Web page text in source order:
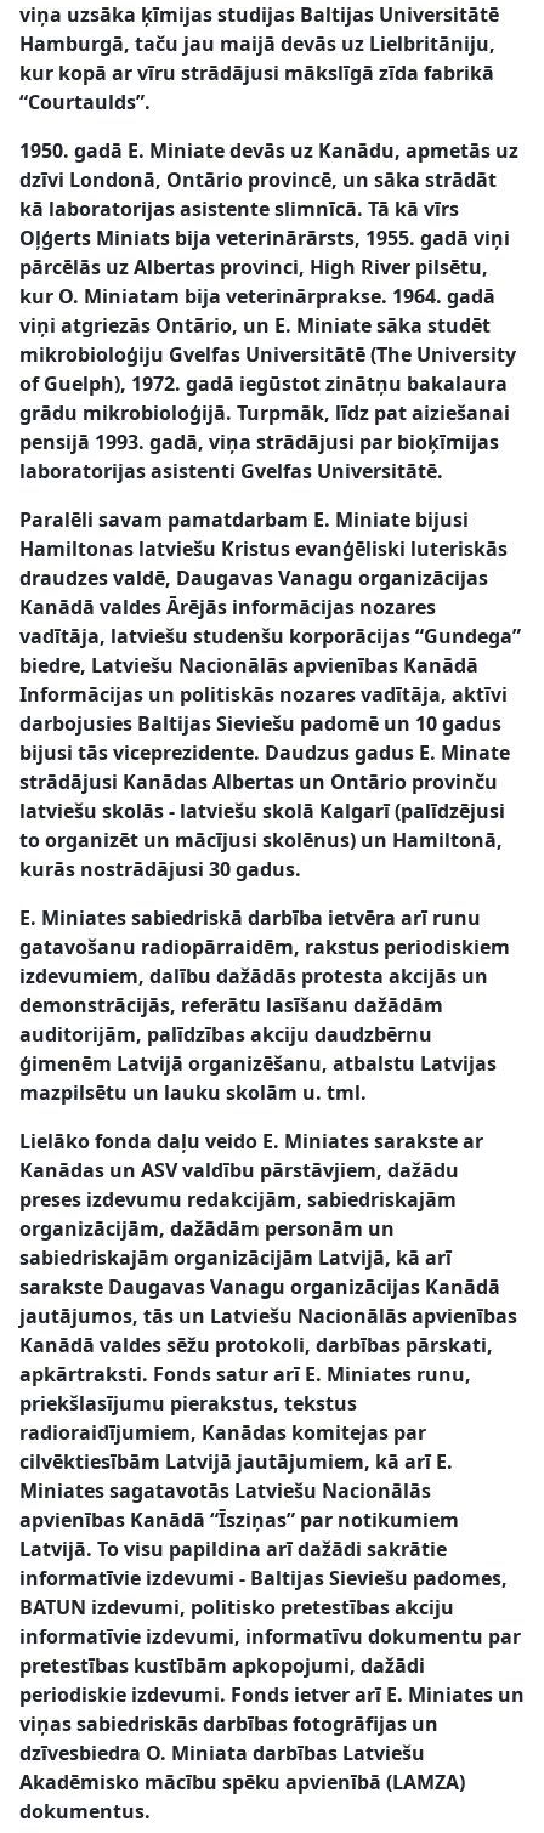
viņa uzsāka ķīmijas studijas Baltijas Universitātē
Hamburgā, taču jau maijā devās uz Lielbritāniju,
kur kopā ar vīru strādājusi mākslīgā zīda fabrikā
“Courtaulds”.
1950. gadā E. Miniate devās uz Kanādu, apmetās uz
dzīvi Londonā, Ontārio provincē, un sāka strādāt
kā laboratorijas asistente slimnīcā. Tā kā vīrs
Oļģerts Miniats bija veterinārārsts, 1955. gadā viņi
pārcēlās uz Albertas provinci, High River pilsētu,
kur O. Miniatam bija veterinārprakse. 1964. gadā
viņi atgriezās Ontārio, un E. Miniate sāka studēt
mikrobioloģiju Gvelfas Universitātē (The University
of Guelph), 1972. gadā iegūstot zinātņu bakalaura
grādu mikrobioloģijā. Turpmāk, līdz pat aiziešanai
pensijā 1993. gadā, viņa strādājusi par bioķīmijas
laboratorijas asistenti Gvelfas Universitātē.
Paralēli savam pamatdarbam E. Miniate bijusi
Hamiltonas latviešu Kristus evanģēliski luteriskās
draudzes valdē, Daugavas Vanagu organizācijas
Kanādā valdes Ārējās informācijas nozares
vadītāja, latviešu studenšu korporācijas “Gundega”
biedre, Latviešu Nacionālās apvienības Kanādā
Informācijas un politiskās nozares vadītāja, aktīvi
darbojusies Baltijas Sieviešu padomē un 10 gadus
bijusi tās viceprezidente. Daudzus gadus E. Minate
strādājusi Kanādas Albertas un Ontārio provinču
latviešu skolās - latviešu skolā Kalgarī (palīdzējusi
to organizēt un mācījusi skolēnus) un Hamiltonā,
kurās nostrādājusi 30 gadus.
E. Miniates sabiedriskā darbība ietvēra arī runu
gatavošanu radiopārraidēm, rakstus periodiskiem
izdevumiem, dalību dažādās protesta akcijās un
demonstrācijās, referātu lasīšanu dažādām
auditorijām, palīdzības akciju daudzbērnu
ģimenēm Latvijā organizēšanu, atbalstu Latvijas
mazpilsētu un lauku skolām u. tml.
Lielāko fonda daļu veido E. Miniates sarakste ar
Kanādas un ASV valdību pārstāvjiem, dažādu
preses izdevumu redakcijām, sabiedriskajām
organizācijām, dažādām personām un
sabiedriskajām organizācijām Latvijā, kā arī
sarakste Daugavas Vanagu organizācijas Kanādā
jautājumos, tās un Latviešu Nacionālās apvienības
Kanādā valdes sēžu protokoli, darbības pārskati,
apkārtraksti. Fonds satur arī E. Miniates runu,
priekšlasījumu pierakstus, tekstus
radioraidījumiem, Kanādas komitejas par
cilvēktiesībām Latvijā jautājumiem, kā arī E.
Miniates sagatavotās Latviešu Nacionālās
apvienības Kanādā “Īsziņas” par notikumiem
Latvijā. To visu papildina arī dažādi sakrātie
informatīvie izdevumi - Baltijas Sieviešu padomes,
BATUN izdevumi, politisko pretestības akciju
informatīvie izdevumi, informatīvu dokumentu par
pretestības kustībām apkopojumi, dažādi
periodiskie izdevumi. Fonds ietver arī E. Miniates un
viņas sabiedriskās darbības fotogrāfijas un
dzīvesbiedra O. Miniata darbības Latviešu
Akadēmisko mācību spēku apvienībā (LAMZA)
dokumentus.